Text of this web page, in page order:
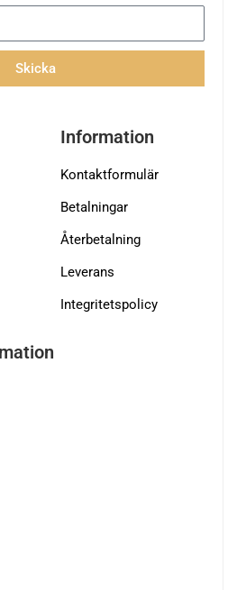
Skicka
Information
Kontaktformulär
Betalningar
Återbetalning
Leverans
Integritetspolicy